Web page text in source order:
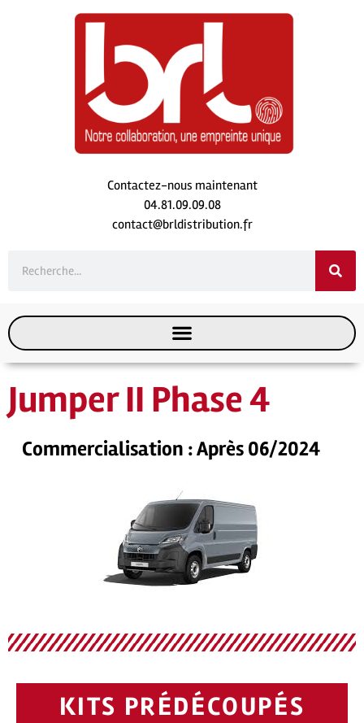
Contactez-nous maintenant
04.81.09.09.08
contact@brldistribution.fr
Jumper II Phase 4
Commercialisation : Après 06/2024
KITS PRÉDÉCOUPÉS